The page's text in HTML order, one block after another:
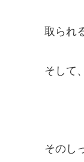
取られ
そして
そのし